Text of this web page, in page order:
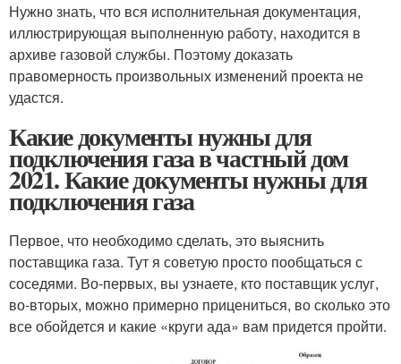
Нужно знать, что вся исполнительная документация,
иллюстрирующая выполненную работу, находится в
архиве газовой службы. Поэтому доказать
правомерность произвольных изменений проекта не
удастся.
Какие документы нужны для
подключения газа в частный дом
2021. Какие документы нужны для
подключения газа
Первое, что необходимо сделать, это выяснить
поставщика газа. Тут я советую просто пообщаться с
соседями. Во-первых, вы узнаете, кто поставщик услуг,
во-вторых, можно примерно прицениться, во сколько это
все обойдется и какие «круги ада» вам придется пройти.